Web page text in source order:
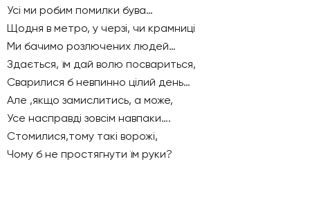
Усі ми робим помилки бува…
Щодня в метро, у черзі, чи крамниці
Ми бачимо розлючених людей…
Здається, їм дай волю посвариться,
Сварилися б невпинно цілий день…
Але ,якщо замислитись, а може,
Усе насправді зовсім навпаки….
Стомилися,тому такі ворожі,
Чому б не простягнути їм руки?